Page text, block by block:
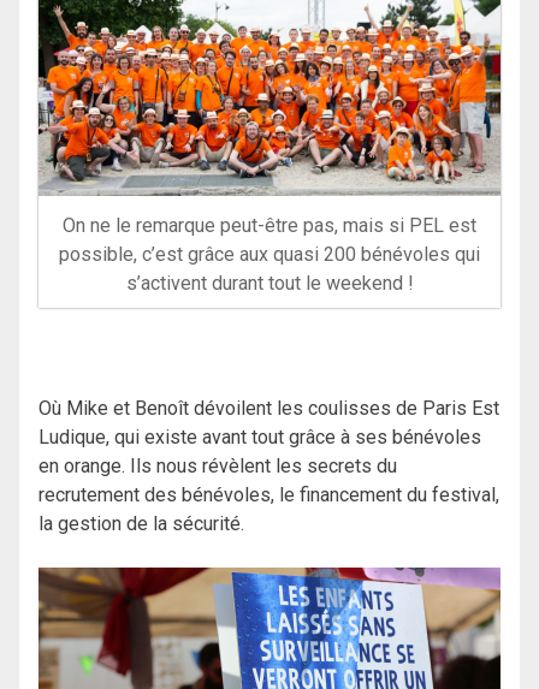
On ne le remarque peut-être pas, mais si PEL est
possible, c’est grâce aux quasi 200 bénévoles qui
s’activent durant tout le weekend !
Où Mike et Benoît dévoilent les coulisses de Paris Est
Ludique, qui existe avant tout grâce à ses bénévoles
en orange. Ils nous révèlent les secrets du
recrutement des bénévoles, le financement du festival,
la gestion de la sécurité.